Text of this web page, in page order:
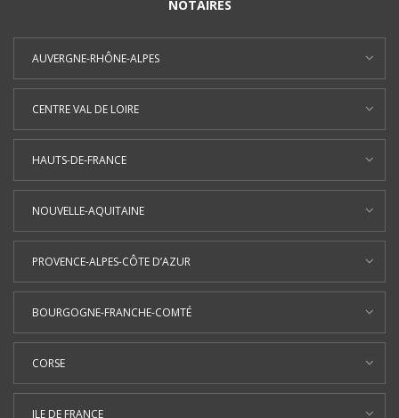
NOTAIRES
AUVERGNE-RHÔNE-ALPES
CENTRE VAL DE LOIRE
HAUTS-DE-FRANCE
NOUVELLE-AQUITAINE
PROVENCE-ALPES-CÔTE D’AZUR
BOURGOGNE-FRANCHE-COMTÉ
CORSE
ILE DE FRANCE